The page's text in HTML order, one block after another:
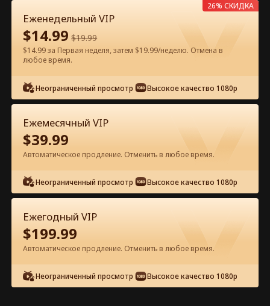
60Разблокировать сейчас
Смотреть бесплатно в приложении
Эпизод 21 - Три брата испортили
меня Полный фильм
0-49 50-71 Все эпизоды
22
Еженедельный VIP
$14.99 $19.99
$14.99 за Первая неделя, затем $19.99/неделю. Отмена в
любое время.
Неограниченный просмотр Высокое качество 1080p
26% СКИДКА
Ежемесячный VIP
$39.99
Автоматическое продление. Отменить в любое время.
Неограниченный просмотр Высокое качество 1080p
Ежегодный VIP
$199.99
Автоматическое продление. Отменить в любое время.
Неограниченный просмотр Высокое качество 1080p